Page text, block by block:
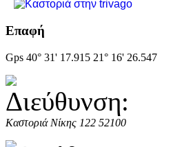
Επαφή
Gps 40° 31' 17.915 21° 16' 26.547
Καστοριά Νίκης 122 52100